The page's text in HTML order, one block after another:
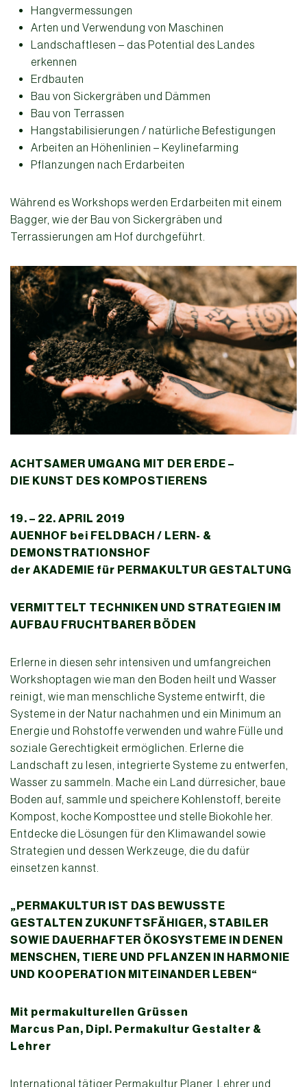
Hangvermessungen
Arten und Verwendung von Maschinen
Landschaftlesen – das Potential des Landes
erkennen
Erdbauten
Bau von Sickergräben und Dämmen
Bau von Terrassen
Hangstabilisierungen / natürliche Befestigungen
Arbeiten an Höhenlinien – Keylinefarming
Pflanzungen nach Erdarbeiten
Während es Workshops werden Erdarbeiten mit einem
Bagger, wie der Bau von Sickergräben und
Terrassierungen am Hof durchgeführt.
ACHTSAMER UMGANG MIT DER ERDE –
DIE KUNST DES KOMPOSTIERENS
19. – 22. APRIL 2019
AUENHOF bei FELDBACH / LERN- &
DEMONSTRATIONSHOF
der AKADEMIE für PERMAKULTUR GESTALTUNG
VERMITTELT TECHNIKEN UND STRATEGIEN IM
AUFBAU FRUCHTBARER BÖDEN
Erlerne in diesen sehr intensiven und umfangreichen
Workshoptagen wie man den Boden heilt und Wasser
reinigt, wie man menschliche Systeme entwirft, die
Systeme in der Natur nachahmen und ein Minimum an
Energie und Rohstoffe verwenden und wahre Fülle und
soziale Gerechtigkeit ermöglichen. Erlerne die
Landschaft zu lesen, integrierte Systeme zu entwerfen,
Wasser zu sammeln. Mache ein Land dürresicher, baue
Boden auf, sammle und speichere Kohlenstoff, bereite
Kompost, koche Komposttee und stelle Biokohle her.
Entdecke die Lösungen für den Klimawandel sowie
Strategien und dessen Werkzeuge, die du dafür
einsetzen kannst.
„PERMAKULTUR IST DAS BEWUSSTE
GESTALTEN ZUKUNFTSFÄHIGER, STABILER
SOWIE DAUERHAFTER ÖKOSYSTEME IN DENEN
MENSCHEN, TIERE UND PFLANZEN IN HARMONIE
UND KOOPERATION MITEINANDER LEBEN“
Mit permakulturellen Grüssen
Marcus Pan, Dipl. Permakultur Gestalter &
Lehrer
International tätiger Permakultur Planer, Lehrer und